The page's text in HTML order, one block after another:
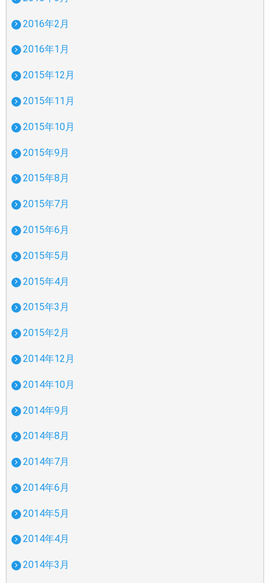
2016年2月
2016年1月
2015年12月
2015年11月
2015年10月
2015年9月
2015年8月
2015年7月
2015年6月
2015年5月
2015年4月
2015年3月
2015年2月
2014年12月
2014年10月
2014年9月
2014年8月
2014年7月
2014年6月
2014年5月
2014年4月
2014年3月